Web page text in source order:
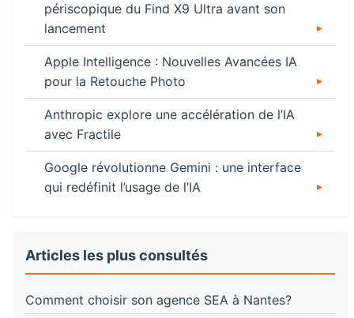
périscopique du Find X9 Ultra avant son
lancement
Apple Intelligence : Nouvelles Avancées IA
pour la Retouche Photo
Anthropic explore une accélération de l’IA
avec Fractile
Google révolutionne Gemini : une interface
qui redéfinit l’usage de l’IA
Articles les plus consultés
Comment choisir son agence SEA à Nantes?